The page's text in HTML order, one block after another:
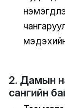
2. Дамын
сангийн